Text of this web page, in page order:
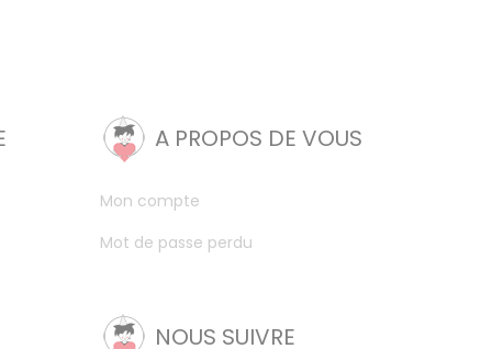
A PROPOS DE VOUS
Mon compte
Mot de passe perdu
NOUS SUIVRE